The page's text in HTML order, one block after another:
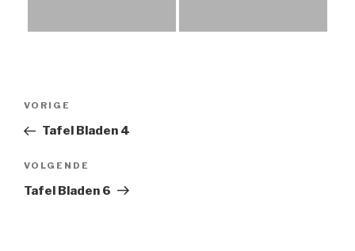
Vorig
bericht
VORIGE
Tafel Bladen 4
Volgend
bericht
VOLGENDE
Tafel Bladen 6